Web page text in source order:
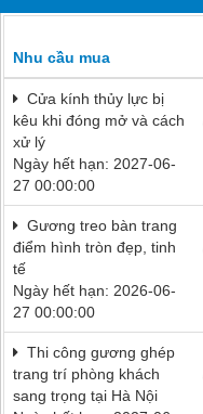
Nhu cầu mua
Cửa kính thủy lực bị
kêu khi đóng mở và cách
xử lý
Ngày hết hạn: 2027-06-
27 00:00:00
Gương treo bàn trang
điểm hình tròn đẹp, tinh
tế
Ngày hết hạn: 2026-06-
27 00:00:00
Thi công gương ghép
trang trí phòng khách
sang trọng tại Hà Nội